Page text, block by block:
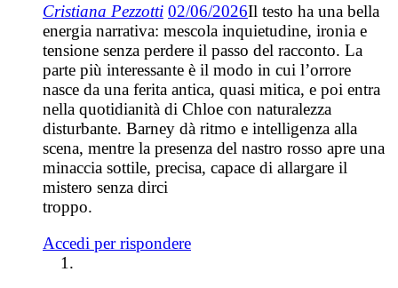
Cristiana Pezzotti 02/06/2026Il testo ha una bella
energia narrativa: mescola inquietudine, ironia e
tensione senza perdere il passo del racconto. La
parte più interessante è il modo in cui l’orrore
nasce da una ferita antica, quasi mitica, e poi entra
nella quotidianità di Chloe con naturalezza
disturbante. Barney dà ritmo e intelligenza alla
scena, mentre la presenza del nastro rosso apre una
minaccia sottile, precisa, capace di allargare il
mistero senza dirci
troppo.
Accedi per rispondere